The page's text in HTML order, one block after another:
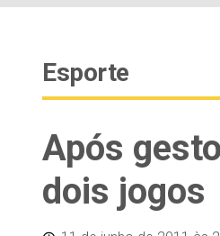
Esporte
Após
dois jogos